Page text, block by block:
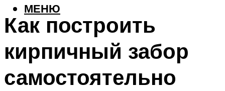
МЕНЮ
Как построить
кирпичный забор
самостоятельно